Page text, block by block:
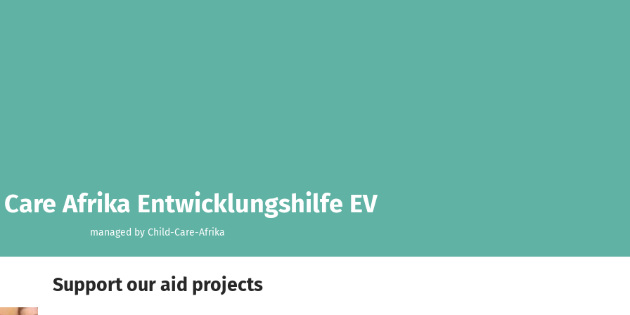
Afrika Entwicklungshilfe EV
managed by Child-Care-Afrika
Support our aid projects